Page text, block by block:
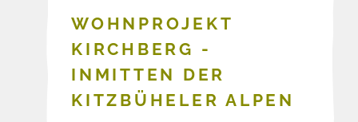
WOHNPROJEKT
KIRCHBERG -
INMITTEN DER
KITZBÜHELER ALPEN